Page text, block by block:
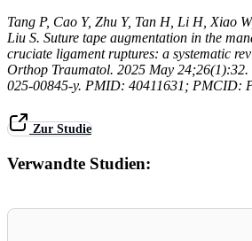
Tang P, Cao Y, Zhu Y, Tan H, Li H, Xiao
Liu S. Suture tape augmentation in the
cruciate ligament ruptures: a systematic
Orthop Traumatol. 2025 May 24;26(1):32.
025-00845-y. PMID: 40411631; PMCID:
Zur Studie
Verwandte Studien: